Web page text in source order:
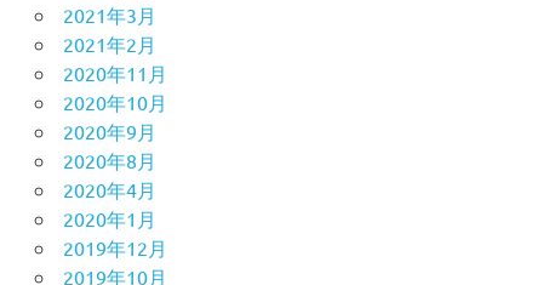
2021年3月
2021年2月
2020年11月
2020年10月
2020年9月
2020年8月
2020年4月
2020年1月
2019年12月
2019年10月